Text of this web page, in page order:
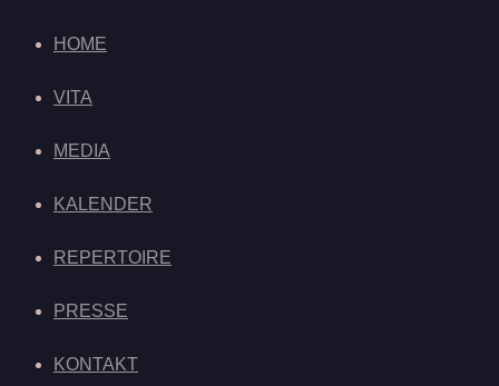
HOME
VITA
MEDIA
KALENDER
REPERTOIRE
PRESSE
KONTAKT